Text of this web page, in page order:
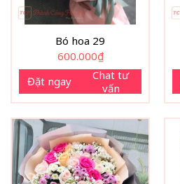
Bó hoa 29
600.000₫
Đặt ngay
Chat tư
vấn